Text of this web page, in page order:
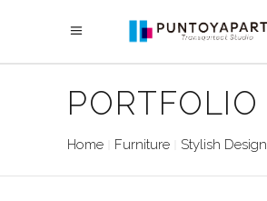
PORTFOLIO
Home Furniture Stylish Design